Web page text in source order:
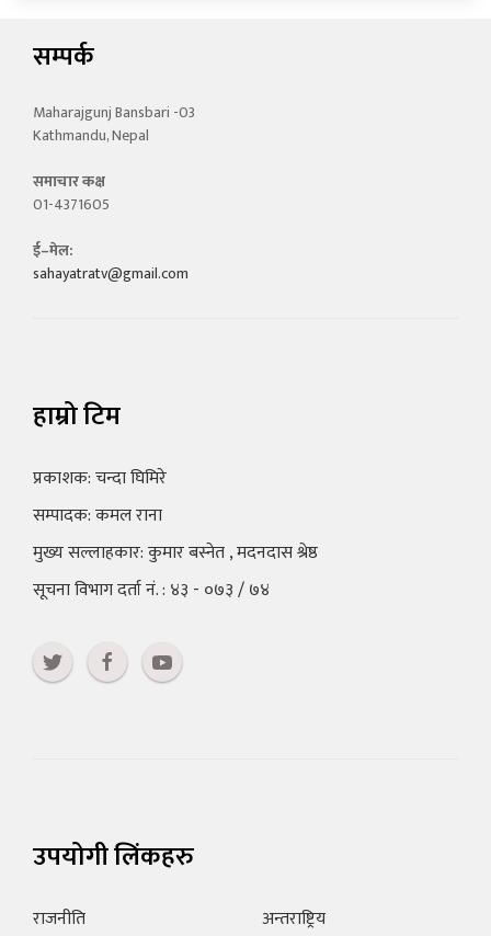
सम्पर्क
Maharajgunj Bansbari -03
Kathmandu, Nepal
समाचार कक्ष
01-4371605
ई–मेल:
sahayatratv@gmail.com
हाम्रो टिम
प्रकाशक: चन्दा घिमिरे
सम्पादक: कमल राना
मुख्य सल्लाहकार: कुमार बस्नेत , मदनदास श्रेष्ठ
सूचना विभाग दर्ता नं. : ४३ - ०७३ / ७४
उपयोगी लिंकहरु
राजनीति अन्तराष्ट्रिय